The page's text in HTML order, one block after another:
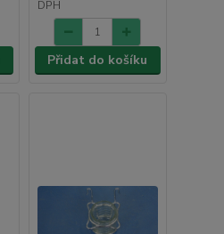
DPH
Přidat do košíku